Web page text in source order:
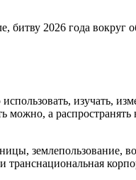
битву 2026 года
изучать,
а распространять
землепользование,